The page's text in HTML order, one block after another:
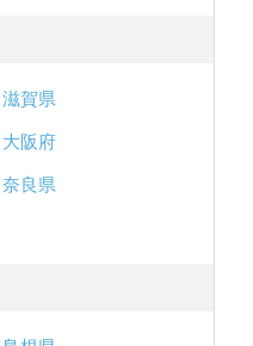
滋賀県
大阪府
奈良県